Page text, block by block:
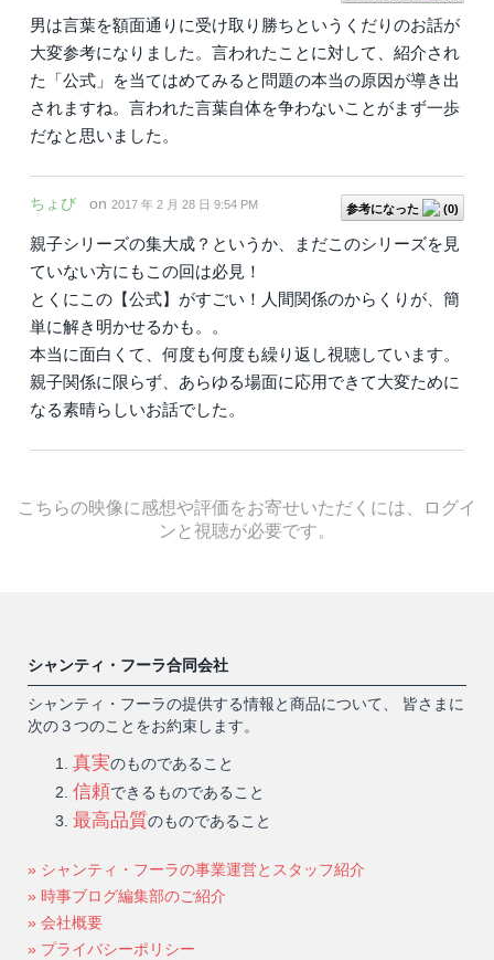
男は言葉を額面通りに受け取り勝ちというくだりのお話が
大変参考になりました。言われたことに対して、紹介され
た「公式」を当てはめてみると問題の本当の原因が導き出
されますね。言われた言葉自体を争わないことがまず一歩
だなと思いました。
参考になった (0)
ちょび on 2017 年 2 月 28 日 9:54 PM
親子シリーズの集大成？というか、まだこのシリーズを見
ていない方にもこの回は必見！
とくにこの【公式】がすごい！人間関係のからくりが、簡
単に解き明かせるかも。。
本当に面白くて、何度も何度も繰り返し視聴しています。
親子関係に限らず、あらゆる場面に応用できて大変ために
なる素晴らしいお話でした。
こちらの映像に感想や評価をお寄せいただくには、ログイ
ンと視聴が必要です。
シャンティ・フーラ合同会社
シャンティ・フーラの提供する情報と商品について、 皆さまに
次の３つのことをお約束します。
真実のものであること
信頼できるものであること
最高品質のものであること
» シャンティ・フーラの事業運営とスタッフ紹介
» 時事ブログ編集部のご紹介
» 会社概要
» プライバシーポリシー